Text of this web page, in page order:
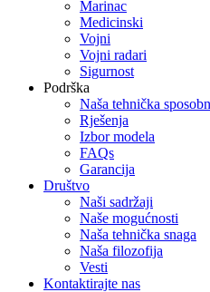
Marinac
Medicinski
Vojni
Vojni radari
Sigurnost
Podrška
Naša tehnička
Rješenja
Izbor modela
FAQs
Garancija
Društvo
Naši sadržaji
Naše mogućnosti
Naša tehnička snaga
Naša filozofija
Vesti
Kontaktirajte nas